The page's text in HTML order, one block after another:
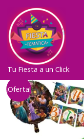
contenido
Tu Fiesta a un Click
¡Oferta!